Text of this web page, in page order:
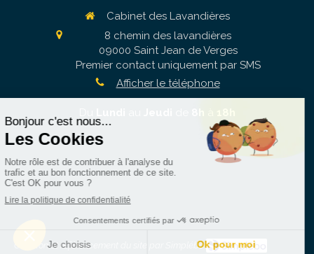
Cabinet des Lavandières
8 chemin des lavandières
09000 Saint Jean de Verges
Premier contact uniquement par SMS
Afficher le téléphone
Création et référencement du site par Simplébo